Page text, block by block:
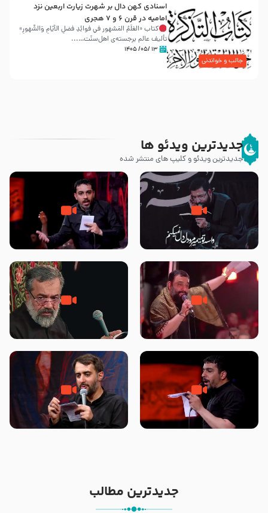
جالب و خواندنی
اسنادی کهن دال بر شهرت زیارت اربعین نزد
امامیه در قرن ۶ و ۷ هجری
کتاب «العَلَمُ المَشهور في فَوائِدِ فَضلِ الأيّامِ وَالشُّهورِ»
تألیف عالم برجسته‌ی اهل‌سنّت…...
۱۳ /۰۵/ ۱۴۰۵
جدیدترین ویدئو ها
جدیدترین ویدئو و کلیپ های منتشر شده
مصداق کربلا – حاج حسین سیب
سرخی
شور ، حسینا! به‌ حق زهرا «أُنْظُرْ
إِلَینا» – عزاداری شب هفتم ماه
جانا جانا ابی عبدالله – کربلایی جواد
مقدم – شب هشتم محرم 1448 –
مادر منم مثل تو خمیدم – حاج
محمود کریمی – شهادت حضرت
هیئت رایة العباس علیه السلام
تک ، عبّاس، صاحب دل‌هاست –
حاج حنیف طاهری – عزاداری شب
من غلام نوکراتم من عاشق کربلاتم
– شور زمینه – شب هفتم – محرم
جدیدترین مطالب